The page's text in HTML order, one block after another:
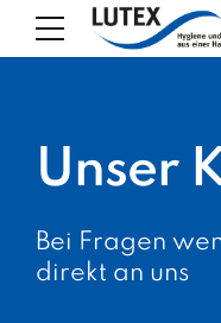
Unser
Bei Fragen
direkt an uns